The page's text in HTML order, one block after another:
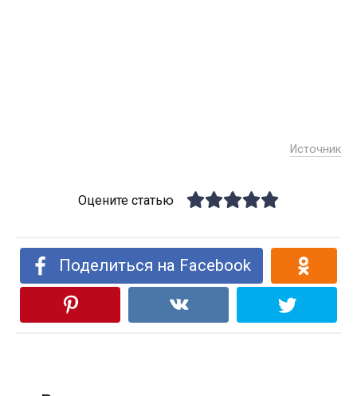
Источник
Оцените статью
Поделиться на Facebook